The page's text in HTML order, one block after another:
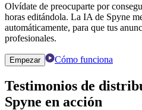
Olvídate de preocuparte por
horas editándola. La IA de Spyne
automáticamente, para que tus
profesionales.
Empezar Cómo funciona
Testimonios de
Spyne en acción